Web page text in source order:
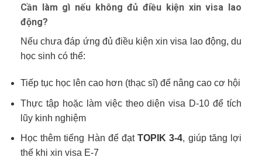
Cần làm gì nếu không đủ điều kiện xin visa lao
động?
Nếu chưa đáp ứng đủ điều kiện xin visa lao động, du
học sinh có thể:
Tiếp tục học lên cao hơn (thạc sĩ) để nâng cao cơ hội
Thực tập hoặc làm việc theo diện visa D-10 để tích
lũy kinh nghiệm
Học thêm tiếng Hàn để đạtTOPIK 3-4, giúp tăng lợi
thế khi xin visa E-7